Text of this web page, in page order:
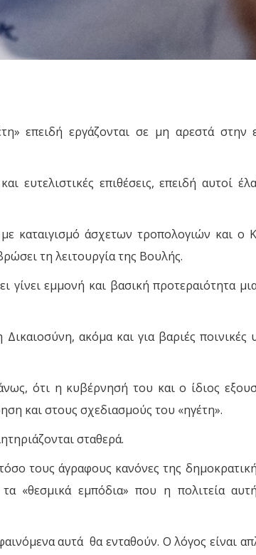
επειδή εργάζονται σε μη αρεστά
ευτελιστικές επιθέσεις, επειδή αυτοί
καταιγισμό άσχετων τροπολογιών και ο
τη λειτουργία της Βουλής.
εμμονή και βασική προτεραιότητα
ακόμα και για βαριές ποινικές
ότι η κυβέρνησή του και ο ίδιος
και στους σχεδιασμούς του «ηγέτη».
σταθερά.
τους άγραφους κανόνες της
«θεσμικά εμπόδια» που η πολιτεία
αυτά θα ενταθούν. Ο λόγος είναι